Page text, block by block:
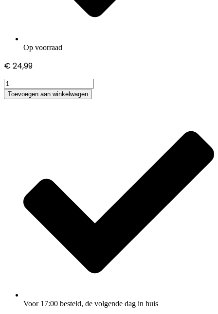
Op voorraad
€ 24,99
Sony
Vaio
SVS13A1S9E
Toevoegen aan winkelwagen
Voor 17:00 besteld, de volgende dag in huis